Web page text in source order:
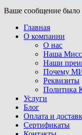
Ваше сообщение было
Главная
О компании
О нас
Наша
Наши
Почему
Реквизиты
Политика
Услуги
Блог
Оплата и
Сертификаты